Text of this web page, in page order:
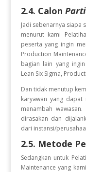
2.4. Calon
Jadi sebenarnya siapa
menurut kami
peserta yang ingin
Production
bagian lain yang
Lean Six Sigma,
Dan tidak menutup
karyawan yang
menambah
dirasakan dan
dari instansi/
2.5. Metode
Sedangkan untuk
Maintenance yang